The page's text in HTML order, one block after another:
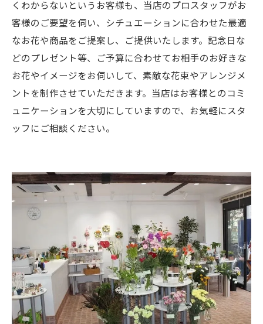
くわからないというお客様も、当店のプロスタッフがお
客様のご要望を伺い、シチュエーションに合わせた最適
なお花や商品をご提案し、ご提供いたします。記念日な
どのプレゼント等、ご予算に合わせてお相手のお好きな
お花やイメージをお伺いして、素敵な花束やアレンジメ
ントを制作させていただきます。当店はお客様とのコミ
ュニケーションを大切にしていますので、お気軽にスタ
ッフにご相談ください。